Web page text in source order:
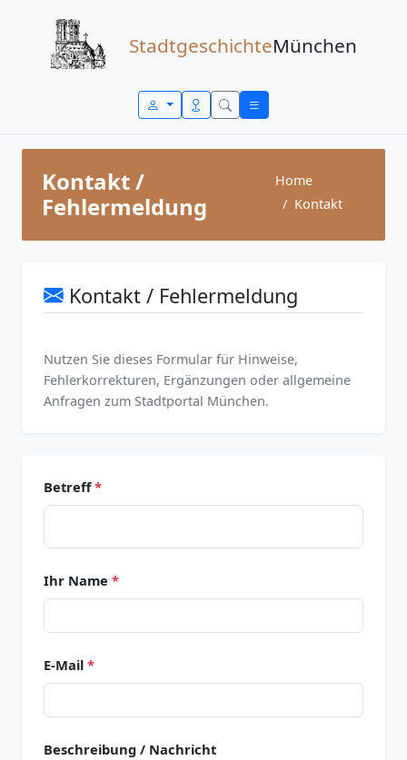
StadtgeschichteMünchen
Kontakt /
Fehlermeldung
Home
Kontakt
Kontakt / Fehlermeldung
Nutzen Sie dieses Formular für Hinweise,
Fehlerkorrekturen, Ergänzungen oder allgemeine
Anfragen zum Stadtportal München.
Betreff*
Ihr Name *
E-Mail *
Beschreibung / Nachricht